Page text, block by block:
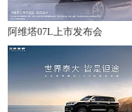
阿维塔07L上市发布会